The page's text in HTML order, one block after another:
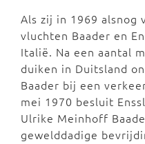
Als zij in 1969 alsnog
vluchten Baader en
Italië. Na een aantal
duiken in Duitsland
Baader bij een
mei 1970 besluit
Ulrike Meinhoff
gewelddadige